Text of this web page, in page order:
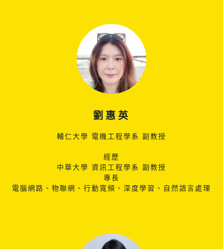
劉惠英
輔仁大學 電機工程學系 副教授
經歷
中華大學 資訊工程學系 副教授
專長
電腦網路、物聯網、行動寬頻、深度學習、自然語言處理